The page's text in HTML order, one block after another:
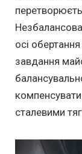
осі
завдання
сталевими